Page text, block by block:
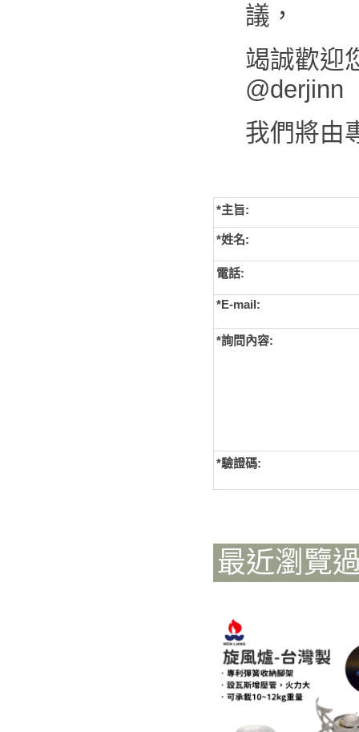
議，
竭誠歡迎
@derjinn
我們將由
*主旨:
*姓名:
電話:
*E-mail:
*詢問內容:
*驗證碼:
最近瀏覽